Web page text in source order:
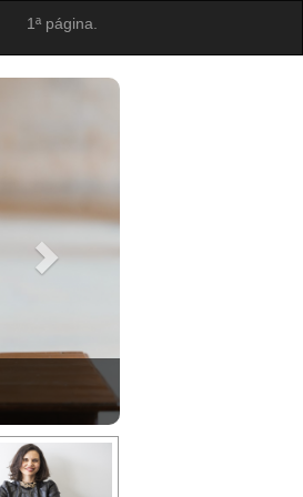
1ª página.